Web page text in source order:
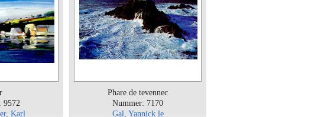
9572
Karl
Phare de tevennec
Nummer: 7170
Gal, Yannick le